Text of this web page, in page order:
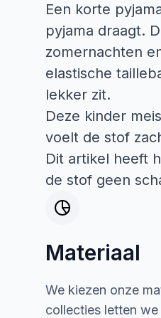
Een korte
pyjama draagt.
zomernachten
elastische
lekker zit.
Deze kinder
voelt de stof
Dit artikel heeft
de stof geen
Materiaal
We kiezen onze
collecties letten